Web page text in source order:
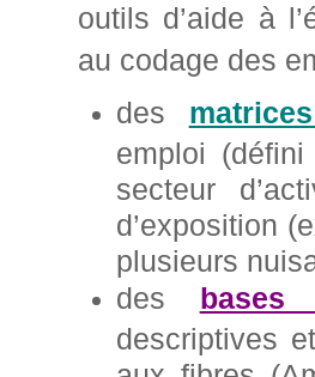
outils d’aide à
au codage des
des
emploi (défini
secteur
d’exposition
plusieurs
des bases
descriptives